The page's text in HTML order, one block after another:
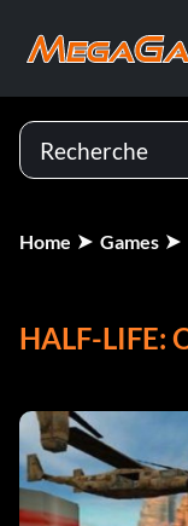
Home Games
HALF-LIFE: